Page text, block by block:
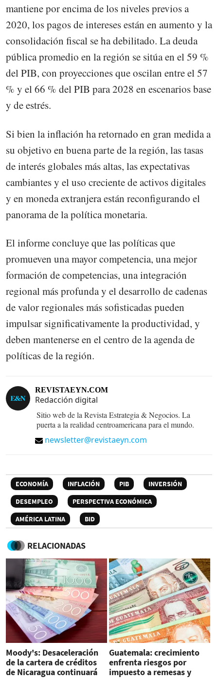
mantiene por encima de los niveles previos a
2020, los pagos de intereses están en aumento y la
consolidación fiscal se ha debilitado. La deuda
pública promedio en la región se sitúa en el 59 %
del PIB, con proyecciones que oscilan entre el 57
% y el 66 % del PIB para 2028 en escenarios base
y de estrés.
Si bien la inflación ha retornado en gran medida a
su objetivo en buena parte de la región, las tasas
de interés globales más altas, las expectativas
cambiantes y el uso creciente de activos digitales
y en moneda extranjera están reconfigurando el
panorama de la política monetaria.
El informe concluye que las políticas que
promueven una mayor competencia, una mejor
formación de competencias, una integración
regional más profunda y el desarrollo de cadenas
de valor regionales más sofisticadas pueden
impulsar significativamente la productividad, y
deben mantenerse en el centro de la agenda de
políticas de la región.
REVISTAEYN.COM
Redacción digital
Sitio web de la Revista Estrategia & Negocios. La
puerta a la realidad centroamericana para el mundo.
newsletter@revistaeyn.com
ECONOMÍA INFLACIÓN PIB
INVERSIÓN
DESEMPLEO
PERSPECTIVA ECONÓMICA
AMÉRICA LATINA
BID
RELACIONADAS
Moody's: Desaceleración
de la cartera de créditos
de Nicaragua continuará
Guatemala: crecimiento
enfrenta riesgos por
impuesto a remesas y